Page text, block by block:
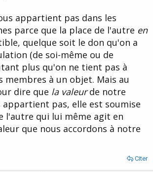
appartient pas dans les
parce que la place de l'autre en
quelque soit le don qu'on a
(de soi-même ou de
plus qu'on ne tient pas à
membres à un objet. Mais au
dire que la valeurde notre
appartient pas, elle est soumise
l'autre qui lui même agit en
que nous accordons à notre
Citer